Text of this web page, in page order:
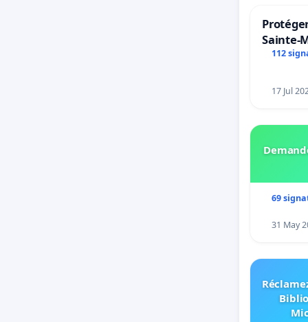
Sainte-
112
17 Jul
69
31 May